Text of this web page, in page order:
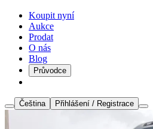
Koupit nyní
Aukce
Prodat
O nás
Blog
Průvodce
Čeština Přihlášení / Registrace